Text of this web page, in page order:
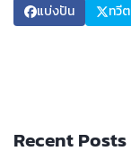
แบ่งปัน ทวีต
Recent Posts